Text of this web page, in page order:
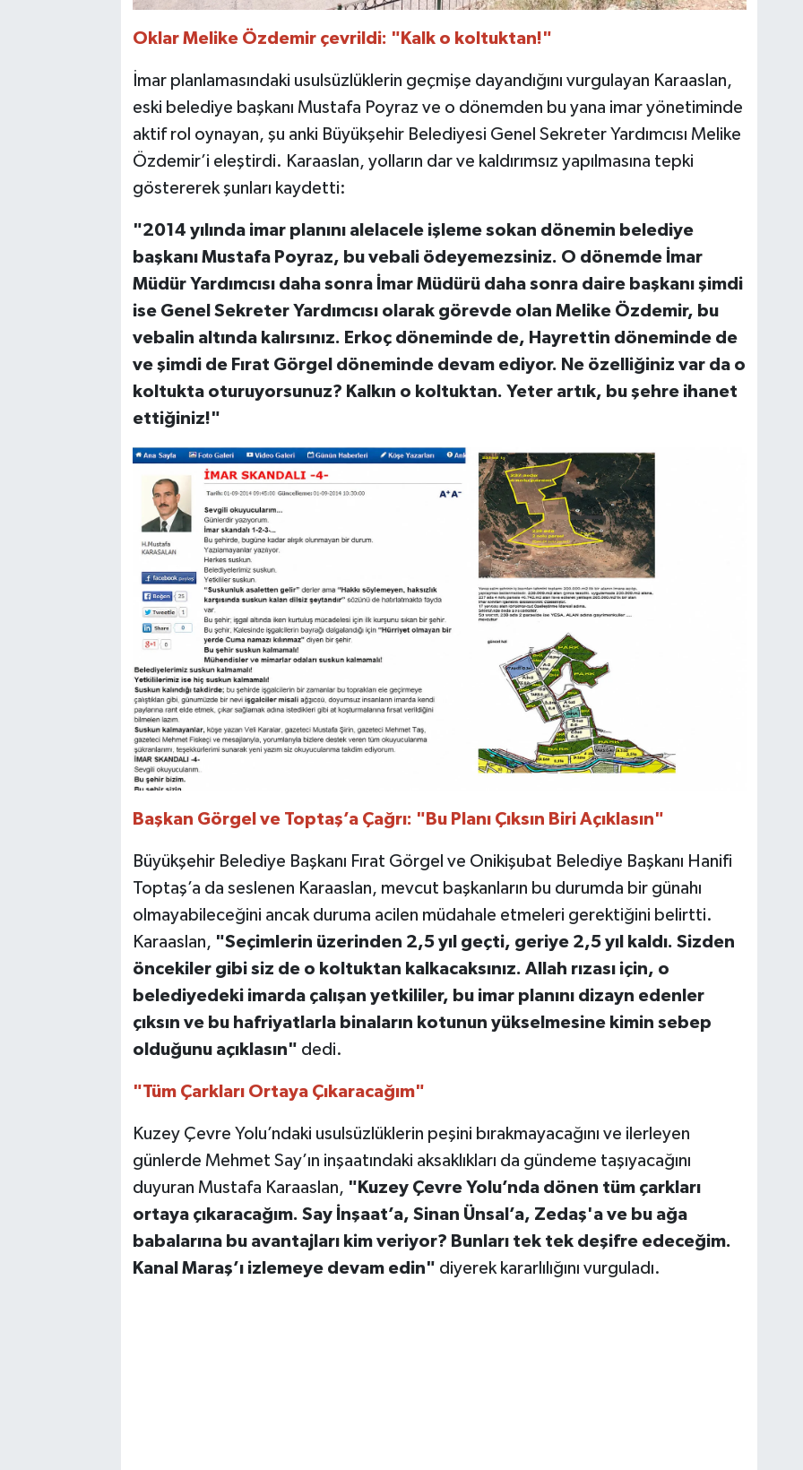
Oklar Melike Özdemir çevrildi: "Kalk o koltuktan!"
İmar planlamasındaki usulsüzlüklerin geçmişe dayandığını vurgulayan Karaaslan,
eski belediye başkanı Mustafa Poyraz ve o dönemden bu yana imar yönetiminde
aktif rol oynayan, şu anki Büyükşehir Belediyesi Genel Sekreter Yardımcısı Melike
Özdemir’i eleştirdi. Karaaslan, yolların dar ve kaldırımsız yapılmasına tepki
göstererek şunları kaydetti:
"2014 yılında imar planını alelacele işleme sokan dönemin belediye
başkanı Mustafa Poyraz, bu vebali ödeyemezsiniz. O dönemde İmar
Müdür Yardımcısı daha sonra İmar Müdürü daha sonra daire başkanı şimdi
ise Genel Sekreter Yardımcısı olarak görevde olan Melike Özdemir, bu
vebalin altında kalırsınız. Erkoç döneminde de, Hayrettin döneminde de
ve şimdi de Fırat Görgel döneminde devam ediyor. Ne özelliğiniz var da o
koltukta oturuyorsunuz? Kalkın o koltuktan. Yeter artık, bu şehre ihanet
ettiğiniz!"
Başkan Görgel ve Toptaş’a Çağrı: "Bu Planı Çıksın Biri Açıklasın"
Büyükşehir Belediye Başkanı Fırat Görgel ve Onikişubat Belediye Başkanı Hanifi
Toptaş’a da seslenen Karaaslan, mevcut başkanların bu durumda bir günahı
olmayabileceğini ancak duruma acilen müdahale etmeleri gerektiğini belirtti.
Karaaslan, "Seçimlerin üzerinden 2,5 yıl geçti, geriye 2,5 yıl kaldı. Sizden
öncekiler gibi siz de o koltuktan kalkacaksınız. Allah rızası için, o
belediyedeki imarda çalışan yetkililer, bu imar planını dizayn edenler
çıksın ve bu hafriyatlarla binaların kotunun yükselmesine kimin sebep
olduğunu açıklasın" dedi.
"Tüm Çarkları Ortaya Çıkaracağım"
Kuzey Çevre Yolu’ndaki usulsüzlüklerin peşini bırakmayacağını ve ilerleyen
günlerde Mehmet Say’ın inşaatındaki aksaklıkları da gündeme taşıyacağını
duyuran Mustafa Karaaslan, "Kuzey Çevre Yolu’nda dönen tüm çarkları
ortaya çıkaracağım. Say İnşaat’a, Sinan Ünsal’a, Zedaş'a ve bu ağa
babalarına bu avantajları kim veriyor? Bunları tek tek deşifre edeceğim.
Kanal Maraş’ı izlemeye devam edin" diyerek kararlılığını vurguladı.